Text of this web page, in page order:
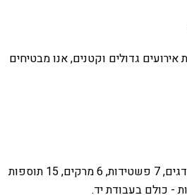
גדולים וקטנים, אנו מבטיחים
27 סלטים, 14 מנות ביניים ודגים, 7 פשטידות, 6 מרקים, 15 תוספות